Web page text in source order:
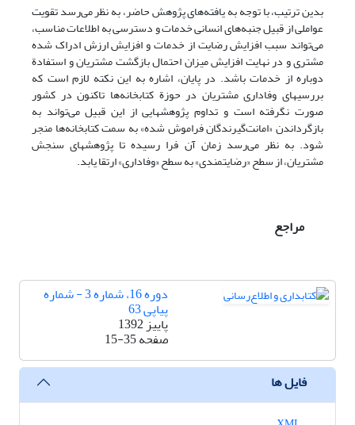
بدین ترتیب، با توجه به یافته‌های پژوهش حاضر، به نظر می‌رسد تقویت
عواملی از قبیل جنبه‌های انسانی خدمات و دسترسی به اطلاعات مناسب،
می‌تواند سبب افزایش رضایت از خدمات و افزایش ارزش ادراک شده
مشتری و در نهایت افزایش میزان احتمال بازگشت مشتریان و استفادة
دوباره از خدمات باشد. در پایان، اشاره به این نکته لازم است که
بررسیهای وفاداری مشتریان در حوزة کتابخانه‌ها تاکنون در کشور
صورت نگرفته است و تداوم پژوهشهایی از این قبیل می‌تواند به
بازگرداندن «امانت‌گیرندگان فراموش شده» به سمت کتابخانه‌ها منجر
شود. به نظر می‌رسد زمان آن فرا رسیده تا پژوهشهای سنجش
مشتریان، از سطح «رضایتمندی» به سطح «وفاداری» ارتقا یابد.
مراجع
دوره 16، شماره 3 - شماره
پیاپی 63
پاییز 1392
صفحه15-35
فایل ها